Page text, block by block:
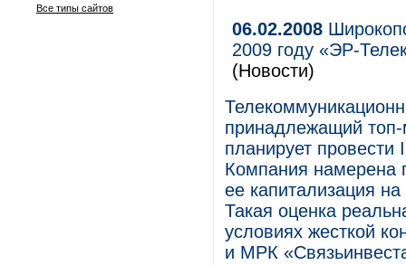
Все типы сайтов
06.02.2008
2009 году «ЭР-
(Новости)
принадлежащий
планирует провести
Компания намерена
ее капитализация
Такая оценка
условиях жесткой
и МРК